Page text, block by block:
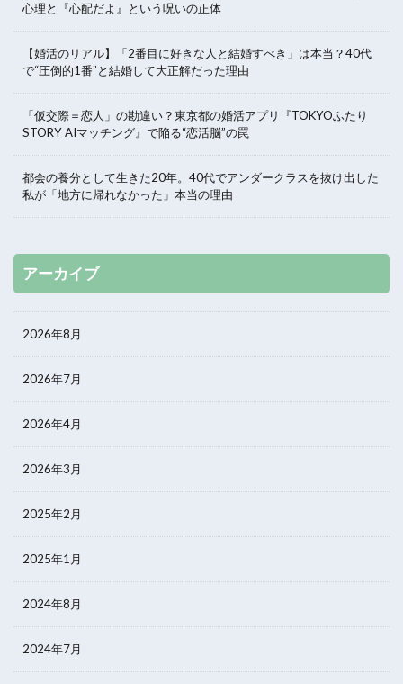
心理と『心配だよ』という呪いの正体
【婚活のリアル】「2番目に好きな人と結婚すべき」は本当？40代
で“圧倒的1番”と結婚して大正解だった理由
「仮交際＝恋人」の勘違い？東京都の婚活アプリ『TOKYOふたり
STORY AIマッチング』で陥る“恋活脳”の罠
都会の養分として生きた20年。40代でアンダークラスを抜け出した
私が「地方に帰れなかった」本当の理由
アーカイブ
2026年8月
2026年7月
2026年4月
2026年3月
2025年2月
2025年1月
2024年8月
2024年7月